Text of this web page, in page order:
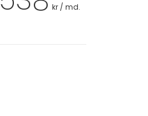
kr / md.